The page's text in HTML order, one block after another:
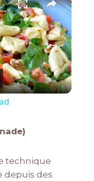
Pasta Salad
technique
depuis des